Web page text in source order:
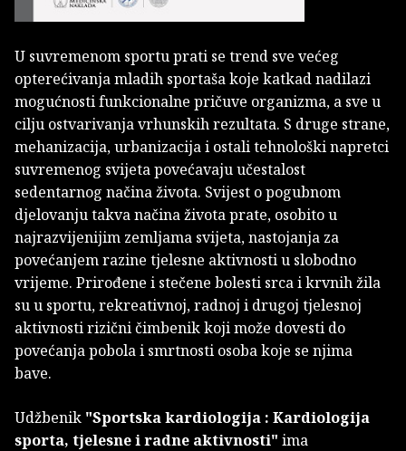
U suvremenom sportu prati se trend sve većeg
opterećivanja mladih sportaša koje katkad nadilazi
mogućnosti funkcionalne pričuve organizma, a sve u
cilju ostvarivanja vrhunskih rezultata. S druge strane,
mehanizacija, urbanizacija i ostali tehnološki napretci
suvremenog svijeta povećavaju učestalost
sedentarnog načina života. Svijest o pogubnom
djelovanju takva načina života prate, osobito u
najrazvijenijim zemljama svijeta, nastojanja za
povećanjem razine tjelesne aktivnosti u slobodno
vrijeme. Prirođene i stečene bolesti srca i krvnih žila
su u sportu, rekreativnoj, radnoj i drugoj tjelesnoj
aktivnosti rizični čimbenik koji može dovesti do
povećanja pobola i smrtnosti osoba koje se njima
bave.
Udžbenik "Sportska kardiologija : Kardiologija
sporta, tjelesne i radne aktivnosti" ima